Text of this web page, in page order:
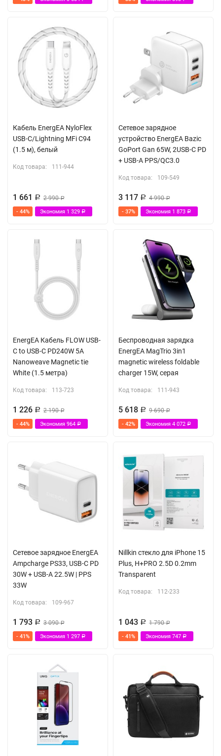
Кабель EnergEA NyloFlex
USB-С/Lightning MFi C94
(1.5 м), белый
Код товара: 111-944
1 661 Р 2 990Р
- 44% Экономия 1 329 Р
Сетевое зарядное
устройство EnergEA Bazic
GoPort Gan 65W, 2USB-C PD
+ USB-A PPS/QC3.0
Код товара: 109-549
3 117 Р 4 990Р
- 37% Экономия 1 873 Р
EnergEA Кабель FLOW USB-
C to USB-C PD240W 5A
Nanoweave Magnetic tie
White (1.5 метра)
Код товара: 113-723
1 226 Р 2 190Р
- 44% Экономия 964 Р
Беспроводная зарядка
EnergEA MagTrio 3in1
magnetic wireless foldable
charger 15W, серая
Код товара: 111-943
5 618 Р 9 690Р
- 42% Экономия 4 072 Р
Сетевое зарядное EnergEA
Ampcharge PS33, USB-C PD
30W + USB-A 22.5W | PPS
33W
Код товара: 109-967
1 793 Р 3 090Р
- 41% Экономия 1 297 Р
Nillkin стекло для iPhone 15
Plus, H+PRO 2.5D 0.2mm
Transparent
Код товара: 112-233
1 043 Р 1 790Р
- 41% Экономия 747 Р